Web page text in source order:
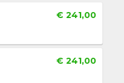
€ 241,00
€ 241,00